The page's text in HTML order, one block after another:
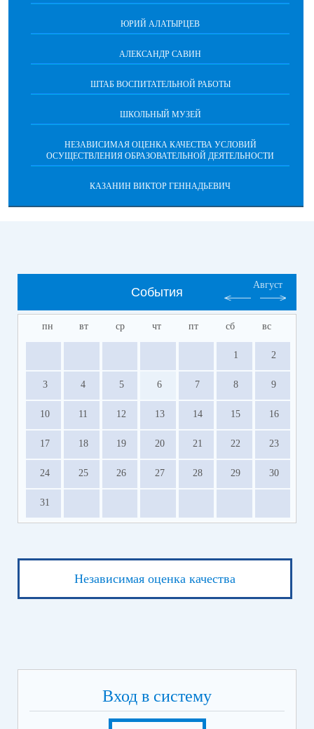
ЮРИЙ АЛАТЫРЦЕВ
АЛЕКСАНДР САВИН
ШТАБ ВОСПИТАТЕЛЬНОЙ РАБОТЫ
ШКОЛЬНЫЙ МУЗЕЙ
НЕЗАВИСИМАЯ ОЦЕНКА КАЧЕСТВА УСЛОВИЙ
ОСУЩЕСТВЛЕНИЯ ОБРАЗОВАТЕЛЬНОЙ ДЕЯТЕЛЬНОСТИ
КАЗАНИН ВИКТОР ГЕННАДЬЕВИЧ
События
Август
пн вт ср чт пт сб вс
1 2
3 4 5 6 7 8 9
10 11 12 13 14 15 16
17 18 19 20 21 22 23
24 25 26 27 28 29 30
31
Независимая оценка качества
Вход в систему